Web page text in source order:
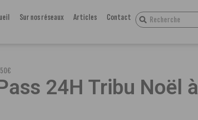
Sur nos réseaux Articles Contact
24H Tribu Noël à